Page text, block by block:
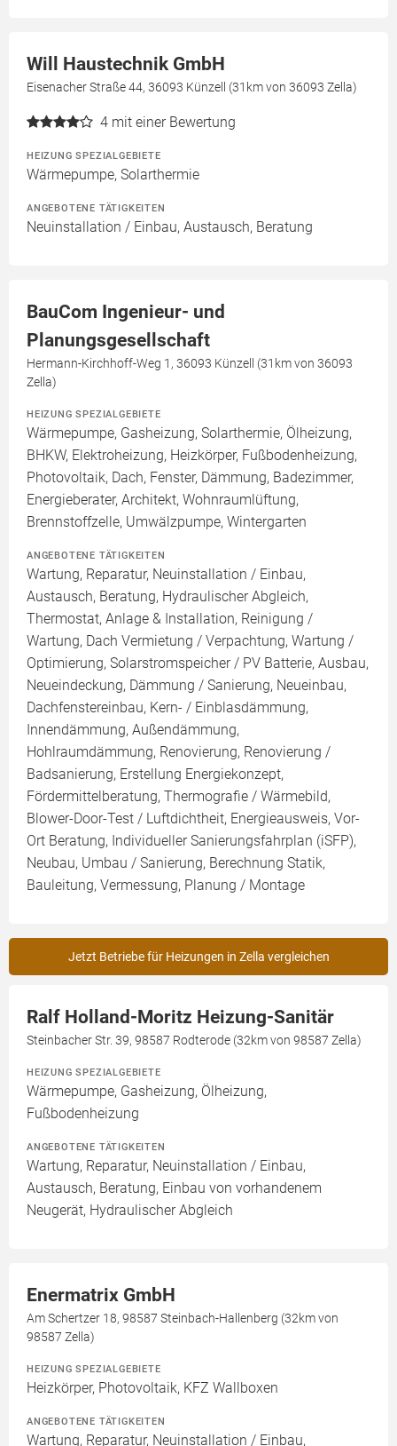
Will Haustechnik GmbH
Eisenacher Straße 44, 36093 Künzell (31km von 36093 Zella)
4 mit einer Bewertung
HEIZUNG SPEZIALGEBIETE
Wärmepumpe, Solarthermie
ANGEBOTENE TÄTIGKEITEN
Neuinstallation / Einbau, Austausch, Beratung
BauCom Ingenieur- und
Planungsgesellschaft
Hermann-Kirchhoff-Weg 1, 36093 Künzell (31km von 36093
Zella)
HEIZUNG SPEZIALGEBIETE
Wärmepumpe, Gasheizung, Solarthermie, Ölheizung,
BHKW, Elektroheizung, Heizkörper, Fußbodenheizung,
Photovoltaik, Dach, Fenster, Dämmung, Badezimmer,
Energieberater, Architekt, Wohnraumlüftung,
Brennstoffzelle, Umwälzpumpe, Wintergarten
ANGEBOTENE TÄTIGKEITEN
Wartung, Reparatur, Neuinstallation / Einbau,
Austausch, Beratung, Hydraulischer Abgleich,
Thermostat, Anlage & Installation, Reinigung /
Wartung, Dach Vermietung / Verpachtung, Wartung /
Optimierung, Solarstromspeicher / PV Batterie, Ausbau,
Neueindeckung, Dämmung / Sanierung, Neueinbau,
Dachfenstereinbau, Kern- / Einblasdämmung,
Innendämmung, Außendämmung,
Hohlraumdämmung, Renovierung, Renovierung /
Badsanierung, Erstellung Energiekonzept,
Fördermittelberatung, Thermografie / Wärmebild,
Blower-Door-Test / Luftdichtheit, Energieausweis, Vor-
Ort Beratung, Individueller Sanierungsfahrplan (iSFP),
Neubau, Umbau / Sanierung, Berechnung Statik,
Bauleitung, Vermessung, Planung / Montage
Jetzt Betriebe für Heizungen in Zella vergleichen
Ralf Holland-Moritz Heizung-Sanitär
Steinbacher Str. 39, 98587 Rodterode (32km von 98587 Zella)
HEIZUNG SPEZIALGEBIETE
Wärmepumpe, Gasheizung, Ölheizung,
Fußbodenheizung
ANGEBOTENE TÄTIGKEITEN
Wartung, Reparatur, Neuinstallation / Einbau,
Austausch, Beratung, Einbau von vorhandenem
Neugerät, Hydraulischer Abgleich
Enermatrix GmbH
Am Schertzer 18, 98587 Steinbach-Hallenberg (32km von
98587 Zella)
HEIZUNG SPEZIALGEBIETE
Heizkörper, Photovoltaik, KFZ Wallboxen
ANGEBOTENE TÄTIGKEITEN
Wartung, Reparatur, Neuinstallation / Einbau,